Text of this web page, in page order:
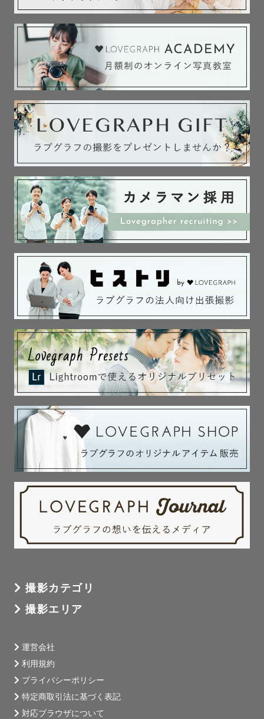
撮影カテゴリ
撮影エリア
運営会社
利用規約
プライバシーポリシー
特定商取引法に基づく表記
対応ブラウザについて